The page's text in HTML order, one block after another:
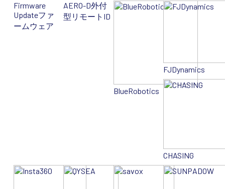
Firmware
Updateファ
ームウェア
AERO-D外付
型リモートID
BlueRobotics
FJDynamics
CHASING